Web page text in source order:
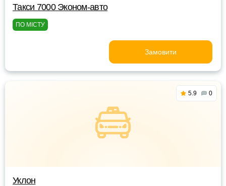
Такси 7000 Эконом-авто
ПО МІСТУ
Замовити
5.9 0
Уклон